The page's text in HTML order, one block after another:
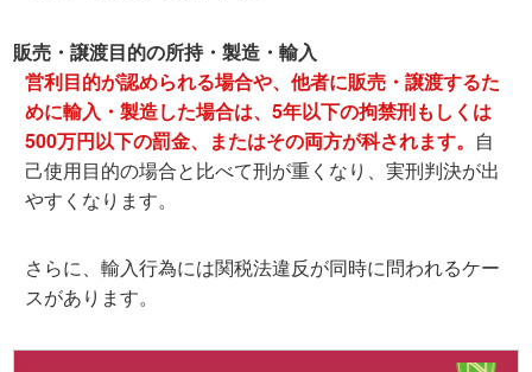
販売・譲渡目的の所持・製造・輸入
営利目的が認められる場合や、他者に販売・譲渡するた
めに輸入・製造した場合は、5年以下の拘禁刑もしくは
500万円以下の罰金、またはその両方が科されます。 自
己使用目的の場合と比べて刑が重くなり、実刑判決が出
やすくなります。
さらに、輸入行為には関税法違反が同時に問われるケー
スがあります。